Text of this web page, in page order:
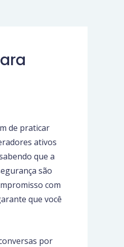
de praticar
ativos
que a
são
com
que você
por